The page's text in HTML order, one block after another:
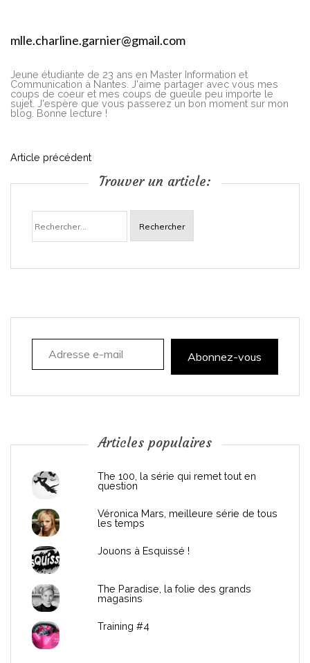
mlle.charline.garnier@gmail.com
Jeune étudiante de 23 ans en Master Information et
Communication à Nantes. J'aime partager avec vous mes
coups de coeur et mes coups de gueule peu importe le
sujet. J'espère que vous passerez un bon moment sur mon
blog. Bonne lecture !
N
i
a
n
Article précédent
Trouver un article:
Rechercher :
Adresse e-mail
Abonnez-vous
Articles populaires
The 100, la série qui remet tout en
question
Véronica Mars, meilleure série de tous
les temps
Jouons à Esquissé !
The Paradise, la folie des grands
magasins
Training #4